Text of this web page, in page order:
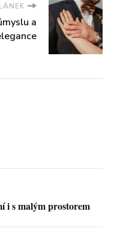
a
i s malým prostorem